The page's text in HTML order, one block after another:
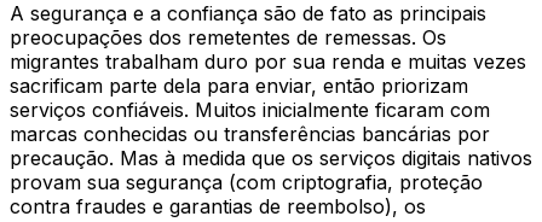
A segurança e a confiança são de fato as principais
preocupações dos remetentes de remessas. Os
migrantes trabalham duro por sua renda e muitas vezes
sacrificam parte dela para enviar, então priorizam
serviços confiáveis. Muitos inicialmente ficaram com
marcas conhecidas ou transferências bancárias por
precaução. Mas à medida que os serviços digitais nativos
provam sua segurança (com criptografia, proteção
contra fraudes e garantias de reembolso), os